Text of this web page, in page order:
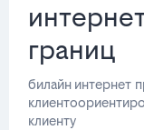
границ
билайн интернет
клиенту